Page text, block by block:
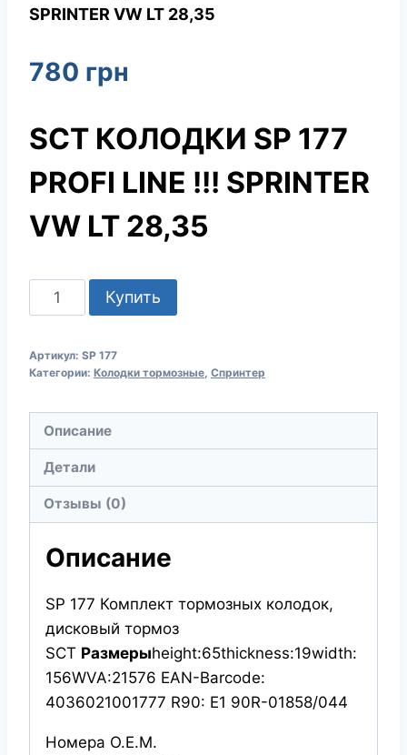
SPRINTER VW LT 28,35
780 грн
SCT КОЛОДКИ SP 177
PROFI LINE !!! SPRINTER
VW LT 28,35
Количество
товара
КОЛОДКИ
177
PROFI
LINE
!!!
SPRINTER
Купить
Артикул: SP 177
Категории: Колодки тормозные, Спринтер
Описание
Детали
Отзывы (0)
Описание
SP 177 Комплект тормозных колодок,
дисковый тормоз
SCT Размерыheight:65thickness:19width:
156WVA:21576 EAN-Barcode:
4036021001777 R90: E1 90R-01858/044
Номера О.Е.М.